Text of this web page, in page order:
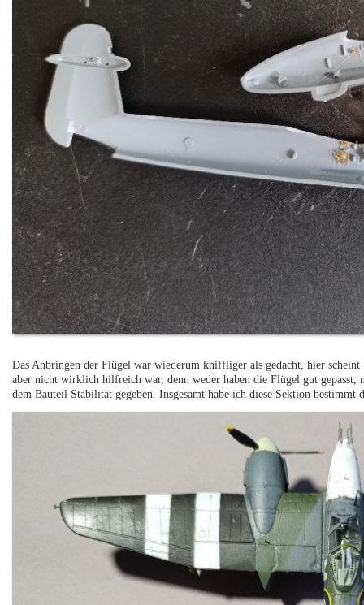
Das Anbringen der Flügel war wiederum kniffliger als gedacht, hier
aber nicht wirklich hilfreich war, denn weder haben die Flügel gut gepasst,
dem Bauteil Stabilität gegeben. Insgesamt habe ich diese Sektion bestimmt